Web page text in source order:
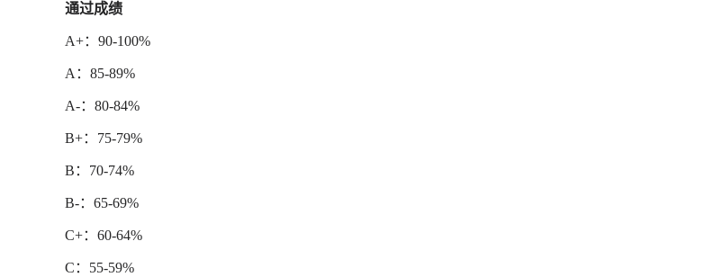
通过成绩
A+：90-100%
A：85-89%
A-：80-84%
B+：75-79%
B：70-74%
B-：65-69%
C+：60-64%
C：55-59%